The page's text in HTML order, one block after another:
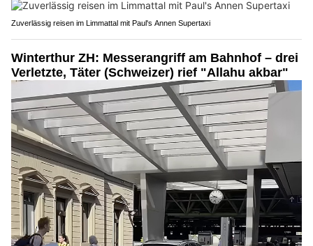
Zuverlässig reisen im Limmattal mit Paul's Annen Supertaxi
Winterthur ZH: Messerangriff am Bahnhof – drei
Verletzte, Täter (Schweizer) rief "Allahu akbar"